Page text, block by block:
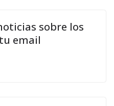
sobre los
email